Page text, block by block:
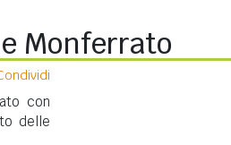
Monferrato
con
delle